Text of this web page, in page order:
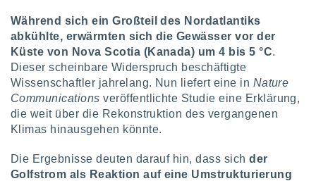
Rand
Während sich ein Großteil des Nordatlantiks
abkühlte, erwärmten sich die Gewässer vor der
Küste von Nova Scotia (Kanada) um 4 bis 5 °C.
Dieser scheinbare Widerspruch beschäftigte
Wissenschaftler jahrelang. Nun liefert eine in Nature
Communications veröffentlichte Studie eine Erklärung,
die weit über die Rekonstruktion des vergangenen
Klimas hinausgehen könnte.
Die Ergebnisse deuten darauf hin, dass sichder
Golfstrom als Reaktion auf eine Umstrukturierung